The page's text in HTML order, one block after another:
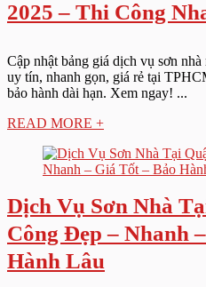
2025 – Thi Công
Cập nhật bảng giá dịch vụ sơn
uy tín, nhanh gọn, giá rẻ tại
bảo hành dài hạn. Xem ngay! ...
READ MORE +
Dịch Vụ Sơn Nhà
Công Đẹp – Nhanh
Hành Lâu